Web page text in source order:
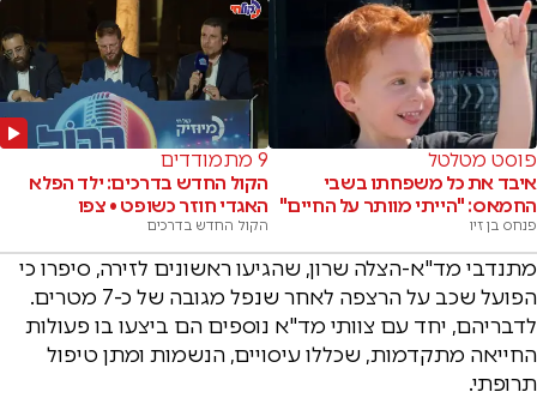
פוסט מטלטל
איבד את כל משפחתו בשבי
החמאס: "הייתי מוותר על החיים"
פנחס בן זיו
9 מתמודדים
הקול החדש בדרכים: ילד הפלא
האגדי חוזר כשופט • צפו
הקול החדש בדרכים
מתנדבי מד"א-הצלה שרון, שהגיעו ראשונים לזירה, סיפרו כי
הפועל שכב על הרצפה לאחר שנפל מגובה של כ-7 מטרים.
לדבריהם, יחד עם צוותי מד"א נוספים הם ביצעו בו פעולות
החייאה מתקדמות, שכללו עיסויים, הנשמות ומתן טיפול
תרופתי.